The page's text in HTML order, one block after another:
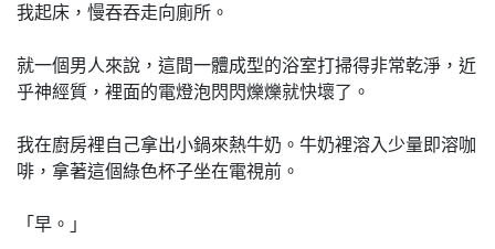
我起床，慢吞吞走向廁所。
就一個男人來說，這間一體成型的浴室打掃得非常乾淨，近
乎神經質，裡面的電燈泡閃閃爍爍就快壞了。
我在廚房裡自己拿出小鍋來熱牛奶。牛奶裡溶入少量即溶咖
啡，拿著這個綠色杯子坐在電視前。
「早。」